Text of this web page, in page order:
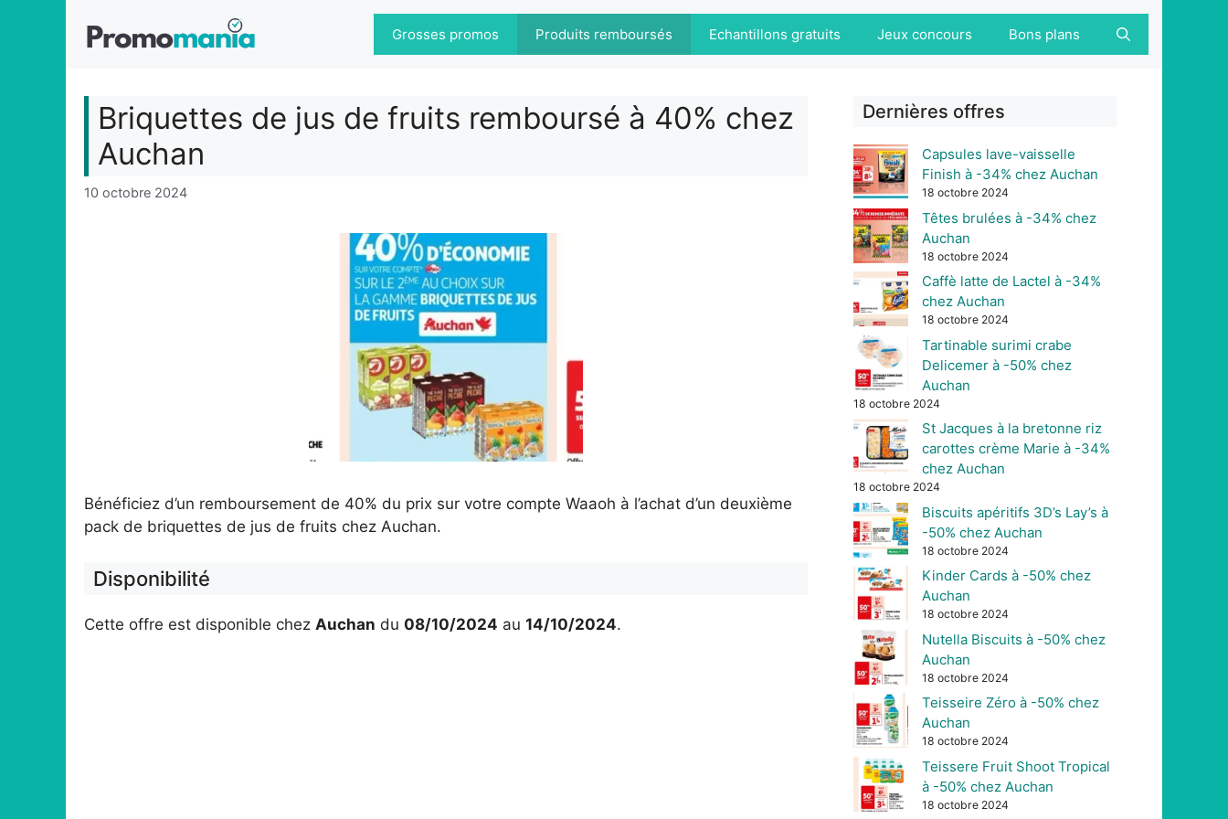
Grosses promos Produits remboursés Echantillons gratuits Jeux concours Bons plans
Briquettes de jus de fruits remboursé à 40% chez
Auchan
10 octobre 2024
Bénéficiez d’un remboursement de 40% du prix sur votre compte Waaoh à l’achat d’un deuxième
pack de briquettes de jus de fruits chez Auchan.
Disponibilité
Cette offre est disponible chez Auchan du 08/10/2024 au 14/10/2024.
Dernières offres
Capsules lave-vaisselle
Finish à -34% chez Auchan
18 octobre 2024
Têtes brulées à -34% chez
Auchan
18 octobre 2024
Caffè latte de Lactel à -34%
chez Auchan
18 octobre 2024
Tartinable surimi crabe
Delicemer à -50% chez
Auchan
18 octobre 2024
St Jacques à la bretonne riz
carottes crème Marie à -34%
chez Auchan
18 octobre 2024
Biscuits apéritifs 3D’s Lay’s à
-50% chez Auchan
18 octobre 2024
Kinder Cards à -50% chez
Auchan
18 octobre 2024
Nutella Biscuits à -50% chez
Auchan
18 octobre 2024
Teisseire Zéro à -50% chez
Auchan
18 octobre 2024
Teissere Fruit Shoot Tropical
à -50% chez Auchan
18 octobre 2024